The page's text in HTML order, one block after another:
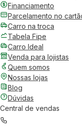
Financiamento
Parcelamento no
Carro na troca
Tabela Fipe
Carro Ideal
Venda para lojistas
Quem somos
Nossas lojas
Blog
Dúvidas
Central de vendas